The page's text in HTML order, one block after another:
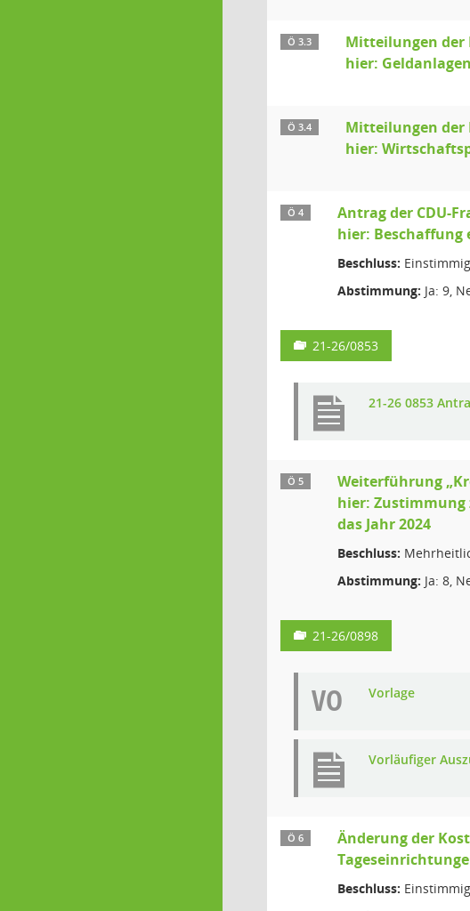
Ö 3.3
Mitteilungen der
hier: Geldanlagen
Ö 3.4
Mitteilungen der
hier:
Ö 4
Antrag der CDU-
hier: Beschaffung
Beschluss:
Abstimmung: Ja: 9,
21-26/0853
21-26 0853
Ö 5
Weiterführung
hier:
das Jahr 2024
Beschluss:
Abstimmung: Ja: 8,
21-26/0898
VO Vorlage
Vorläufiger
Ö 6
Änderung der
Beschluss: